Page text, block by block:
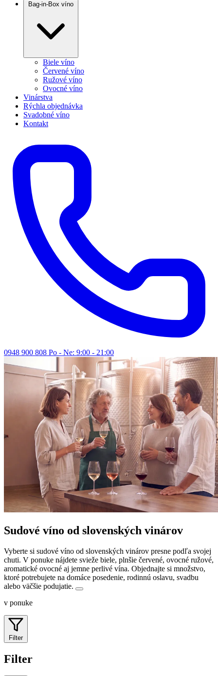
Bag-in-Box víno
Biele víno
Červené víno
Ružové víno
Ovocné víno
Vinárstva
Rýchla objednávka
Svadobné víno
Kontakt
0948 900 808 Po - Ne: 9:00 - 21:00
Sudové víno od slovenských vinárov
Vyberte si sudové víno od slovenských vinárov presne podľa svojej
chuti. V ponuke nájdete svieže biele, plnšie červené, ovocné ružové,
aromatické ovocné aj jemne perlivé vína. Objednajte si množstvo,
ktoré potrebujete na domáce posedenie, rodinnú oslavu, svadbu
alebo väčšie podujatie.
v ponuke
Filter
Filter